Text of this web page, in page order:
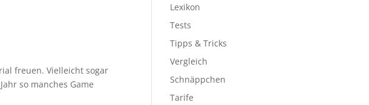
freuen. Vielleicht sogar
so manches Game
Lexikon
Tests
Tipps & Tricks
Vergleich
Schnäppchen
Tarife